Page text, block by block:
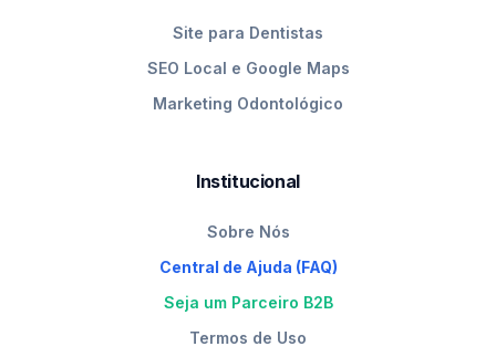
Site para Dentistas
SEO Local e Google Maps
Marketing Odontológico
Institucional
Sobre Nós
Central de Ajuda (FAQ)
Seja um Parceiro B2B
Termos de Uso